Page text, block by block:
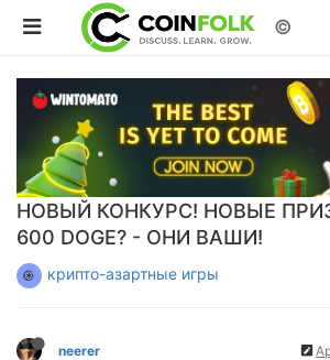
©
НОВЫЙ КОНКУРС! НОВЫЕ
600 DOGE? - ОНИ ВАШИ!
крипто-азартные игры
neerer